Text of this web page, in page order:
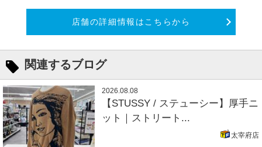
店舗の詳細情報はこちらから
関連するブログ
2026.08.08
【STUSSY / ステューシー】厚手ニ
ット｜ストリート...
太宰府店